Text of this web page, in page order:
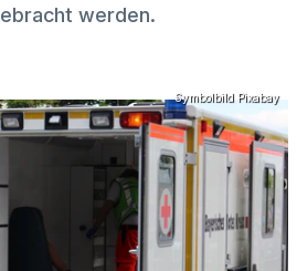
werden.
Symbolbild Pixabay